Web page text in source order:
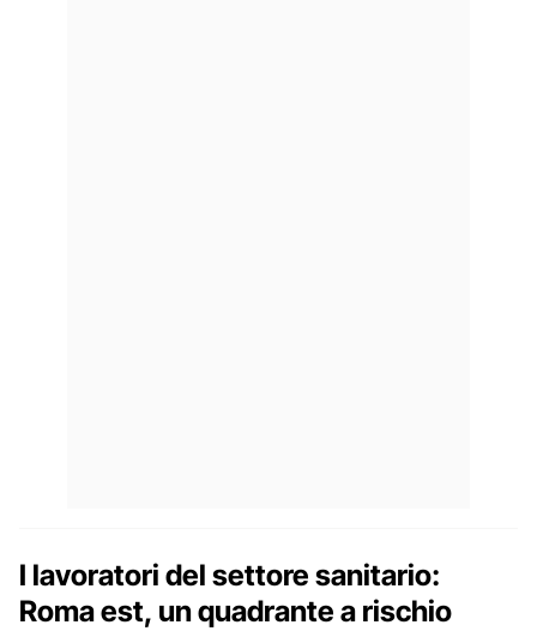
I lavoratori del settore sanitario:
Roma est, un quadrante a rischio